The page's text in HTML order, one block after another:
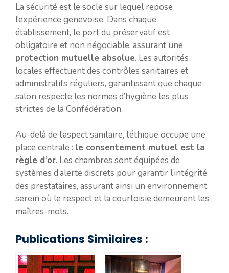
La sécurité est le socle sur lequel repose
l’expérience genevoise. Dans chaque
établissement, le port du préservatif est
obligatoire et non négociable, assurant une
protection mutuelle absolue. Les autorités
locales effectuent des contrôles sanitaires et
administratifs réguliers, garantissant que chaque
salon respecte les normes d’hygiène les plus
strictes de la Confédération.
Au-delà de l’aspect sanitaire, l’éthique occupe une
place centrale : le consentement mutuel est la
règle d’or. Les chambres sont équipées de
systèmes d’alerte discrets pour garantir l’intégrité
des prestataires, assurant ainsi un environnement
serein où le respect et la courtoisie demeurent les
maîtres-mots.
Publications Similaires :